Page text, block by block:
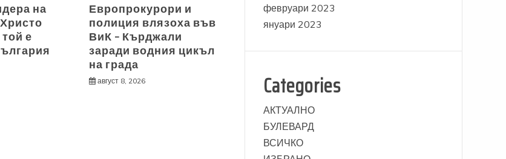
на
е
Европрокурори и
полиция влязоха във
ВиК – Кърджали
заради водния цикъл
на града
август 8, 2026
февруари 2023
януари 2023
Categories
АКТУАЛНО
БУЛЕВАРД
ВСИЧКО